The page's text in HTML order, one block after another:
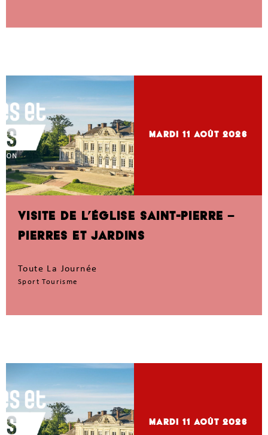
mardi 11 Août 2026
VISITE DE L’ÉGLISE SAINT-PIERRE –
PIERRES ET JARDINS
Toute La Journée
Sport Tourisme
mardi 11 Août 2026